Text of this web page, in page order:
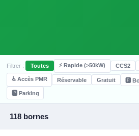
Filtrer : Toutes ⚡ Rapide (>50kW) CCS2
♿ Accès PMR Réservable Gratuit 🅿️
🅿️ Parking
118 bornes